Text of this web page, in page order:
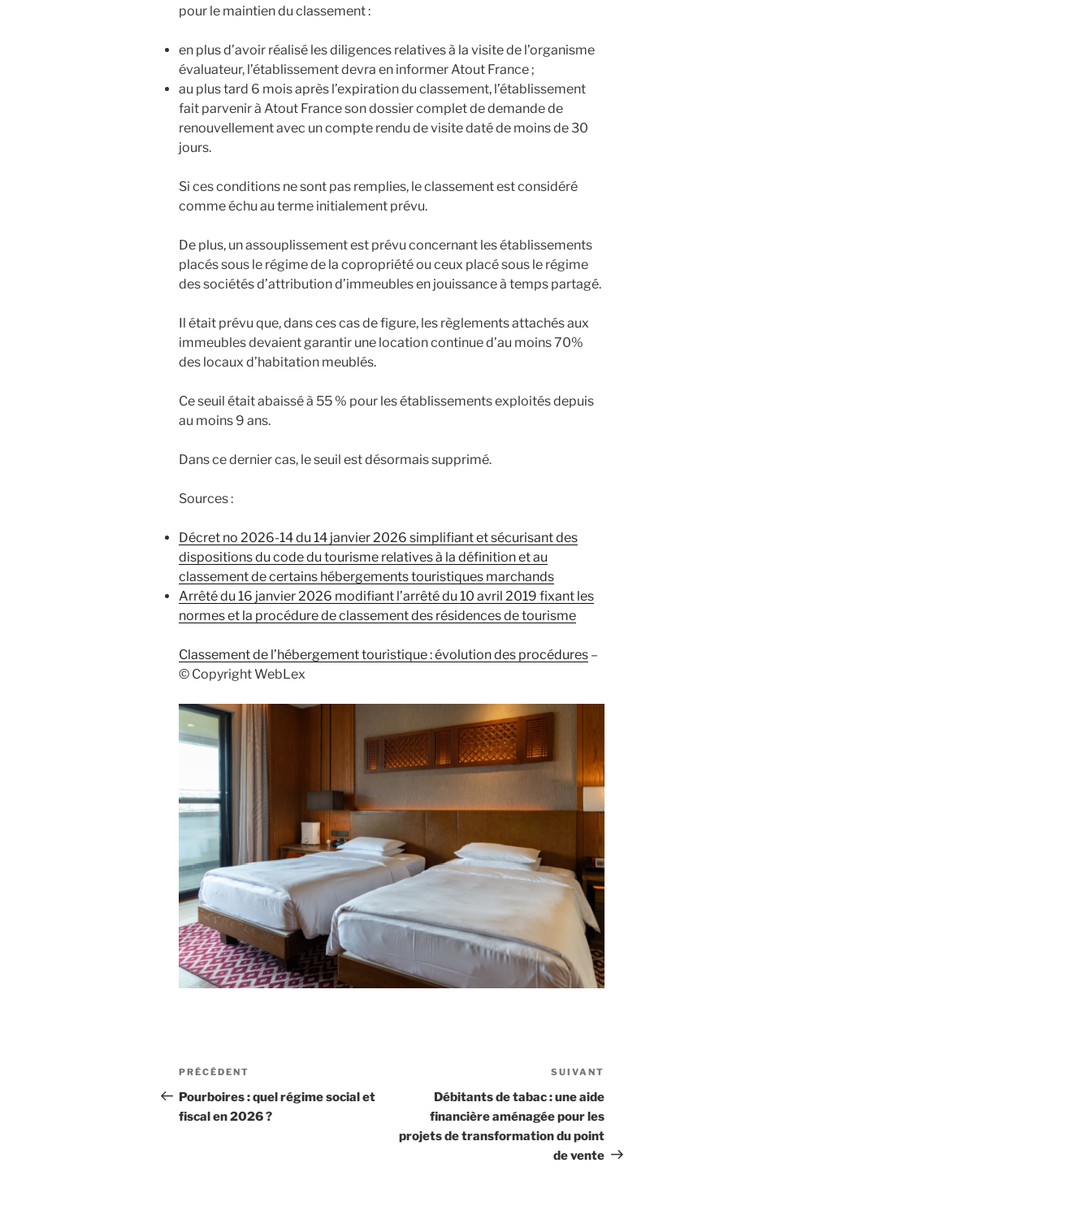
pour le maintien du classement :
en plus d’avoir réalisé les diligences relatives à la visite de l’organisme
évaluateur, l’établissement devra en informer Atout France ;
au plus tard 6 mois après l’expiration du classement, l’établissement
fait parvenir à Atout France son dossier complet de demande de
renouvellement avec un compte rendu de visite daté de moins de 30
jours.
Si ces conditions ne sont pas remplies, le classement est considéré
comme échu au terme initialement prévu.
De plus, un assouplissement est prévu concernant les établissements
placés sous le régime de la copropriété ou ceux placé sous le régime
des sociétés d’attribution d’immeubles en jouissance à temps partagé.
Il était prévu que, dans ces cas de figure, les règlements attachés aux
immeubles devaient garantir une location continue d’au moins 70%
des locaux d’habitation meublés.
Ce seuil était abaissé à 55 % pour les établissements exploités depuis
au moins 9 ans.
Dans ce dernier cas, le seuil est désormais supprimé.
Sources :
Décret no 2026-14 du 14 janvier 2026 simplifiant et sécurisant des
dispositions du code du tourisme relatives à la définition et au
classement de certains hébergements touristiques marchands
Arrêté du 16 janvier 2026 modifiant l’arrêté du 10 avril 2019 fixant les
normes et la procédure de classement des résidences de tourisme
Classement de l’hébergement touristique : évolution des procédures –
© Copyright WebLex
Navigation
de
l’article
Article
précédent
PRÉCÉDENT
Pourboires : quel régime social et
fiscal en 2026 ?
suivant
SUIVANT
Débitants de tabac : une aide
financière aménagée pour les
projets de transformation du point
de vente